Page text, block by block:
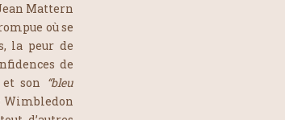
Mattern
où se
la peur de
de
son “bleu
Wimbledon